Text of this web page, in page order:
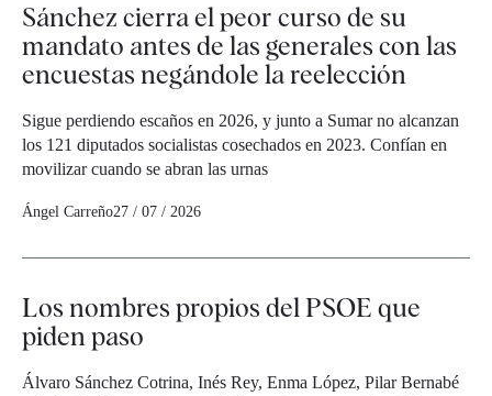
Sánchez cierra el peor curso de su
mandato antes de las generales con las
encuestas negándole la reelección
Sigue perdiendo escaños en 2026, y junto a Sumar no alcanzan
los 121 diputados socialistas cosechados en 2023. Confían en
movilizar cuando se abran las urnas
Ángel Carreño27 / 07 / 2026
Los nombres propios del PSOE que
piden paso
Álvaro Sánchez Cotrina, Inés Rey, Enma López, Pilar Bernabé